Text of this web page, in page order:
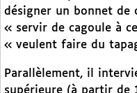
désigner un bonnet de
« servir de cagoule à
« veulent faire du
Parallèlement, il
supérieure (à partir de